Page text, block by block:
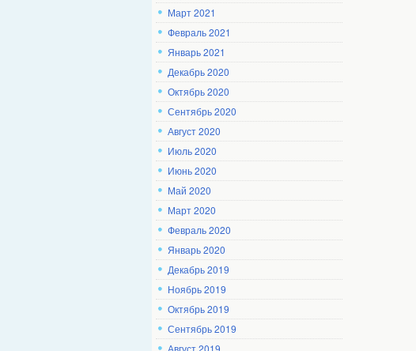
Март 2021
Февраль 2021
Январь 2021
Декабрь 2020
Октябрь 2020
Сентябрь 2020
Август 2020
Июль 2020
Июнь 2020
Май 2020
Март 2020
Февраль 2020
Январь 2020
Декабрь 2019
Ноябрь 2019
Октябрь 2019
Сентябрь 2019
Август 2019